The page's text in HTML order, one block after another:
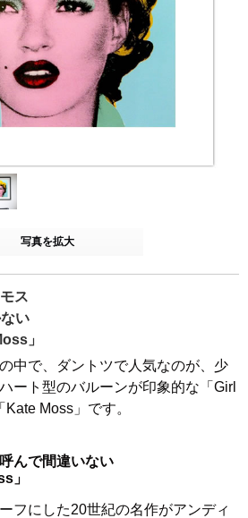
写真を拡大
ス
い
」
中で、ダントツで人気なのが、少
ート型のバルーンが印象的な「Girl
Moss」です。
んで間違いない
」
フにした20世紀の名作がアンディ